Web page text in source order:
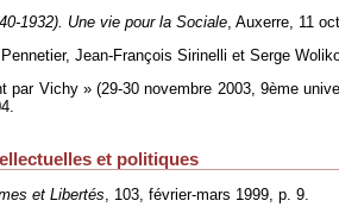
1932). Une vie pour la Sociale, Auxerre, 11
Jean-François Sirinelli et Serge
par Vichy»(29-30 novembre 2003, 9ème
et politiques
et Libertés, 103, février-mars 1999, p. 9.